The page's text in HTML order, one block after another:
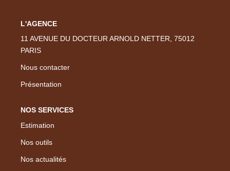
L'AGENCE
11 AVENUE DU DOCTEUR ARNOLD NETTER, 75012
PARIS
Nous contacter
Présentation
NOS SERVICES
Estimation
Nos outils
Nos actualités